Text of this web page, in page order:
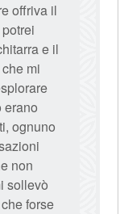
offriva il
e il
mi
erano
ognuno
non
sollevò
forse